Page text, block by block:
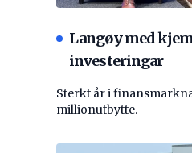
Langøy med
investeringar
Sterkt år i
millionutbytte.